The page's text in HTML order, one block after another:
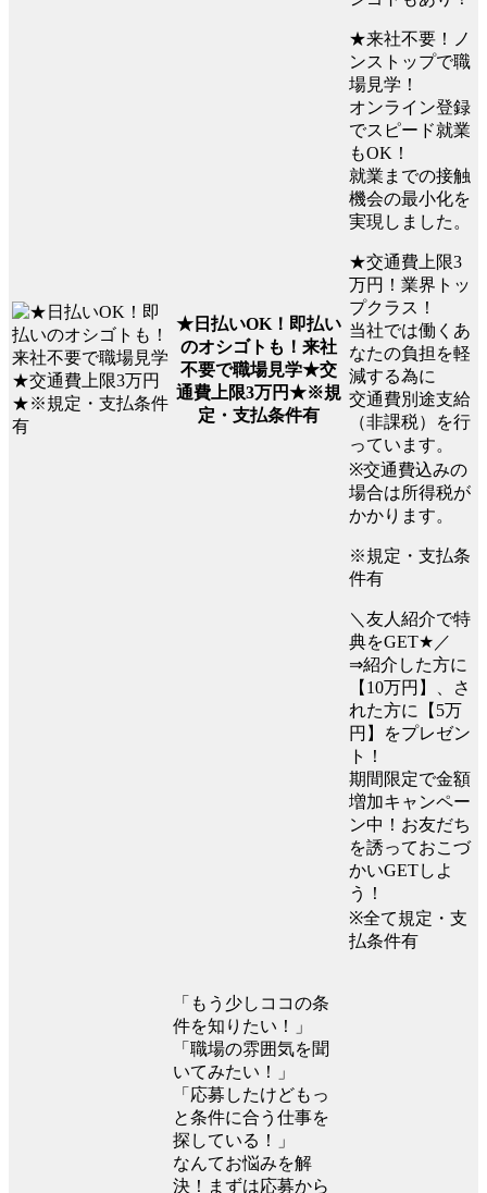
★日払いOK！即払い
のオシゴトも！来社
不要で職場見学★交
通費上限3万円★※規
定・支払条件有
★来社不要！ノ
ンストップで職
場見学！
オンライン登録
でスピード就業
もOK！
就業までの接触
機会の最小化を
実現しました。
★交通費上限3
万円！業界トッ
プクラス！
当社では働くあ
なたの負担を軽
減する為に
交通費別途支給
（非課税）を行
っています。
※交通費込みの
場合は所得税が
かかります。
※規定・支払条
件有
＼友人紹介で特
典をGET★／
⇒紹介した方に
【10万円】、さ
れた方に【5万
円】をプレゼン
ト！
期間限定で金額
増加キャンペー
ン中！お友だち
を誘っておこづ
かいGETしよ
う！
※全て規定・支
払条件有
「もう少しココの条
件を知りたい！」
「職場の雰囲気を聞
いてみたい！」
「応募したけどもっ
と条件に合う仕事を
探している！」
なんてお悩みを解
決！まずは応募から